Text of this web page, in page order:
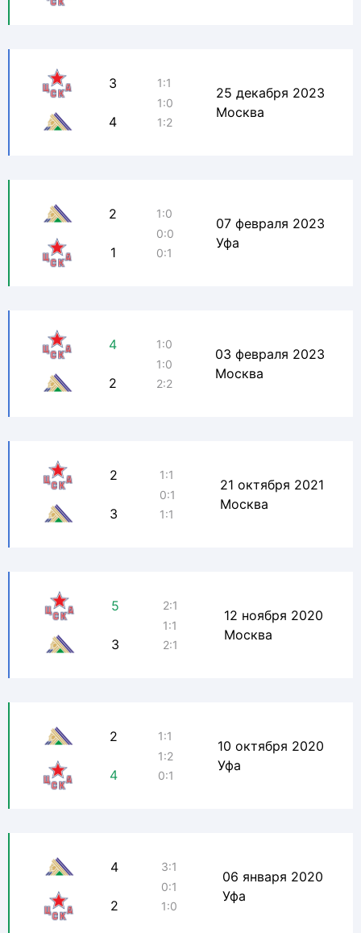
3
4
1:1
1:0
1:2
25 декабря 2023
Москва
2
1
1:0
0:0
0:1
07 февраля 2023
Уфа
4
2
1:0
1:0
2:2
03 февраля 2023
Москва
2
3
1:1
0:1
1:1
21 октября 2021
Москва
5
3
2:1
1:1
2:1
12 ноября 2020
Москва
2
4
1:1
1:2
0:1
10 октября 2020
Уфа
4
2
3:1
0:1
1:0
06 января 2020
Уфа